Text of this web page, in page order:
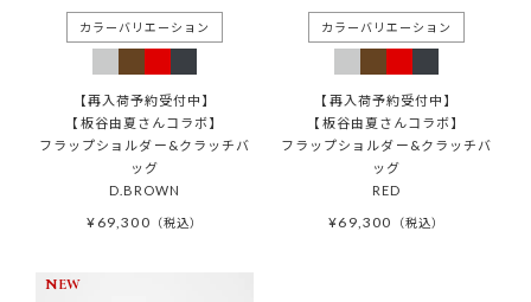
【再入荷予約受付中】
【板谷由夏さんコラボ】
フラップショルダー&クラッチバ
ッグ
D.BROWN
¥ 69,300 税込
【再入荷予約受付中】
【板谷由夏さんコラボ】
フラップショルダー&クラッチバ
ッグ
RED
¥69,300 税込
NEW